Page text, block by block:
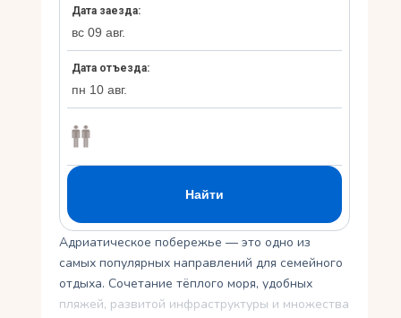
Адриатическое побережье — это одно из
самых популярных направлений для семейного
отдыха. Сочетание тёплого моря, удобных
пляжей, развитой инфраструктуры и множества